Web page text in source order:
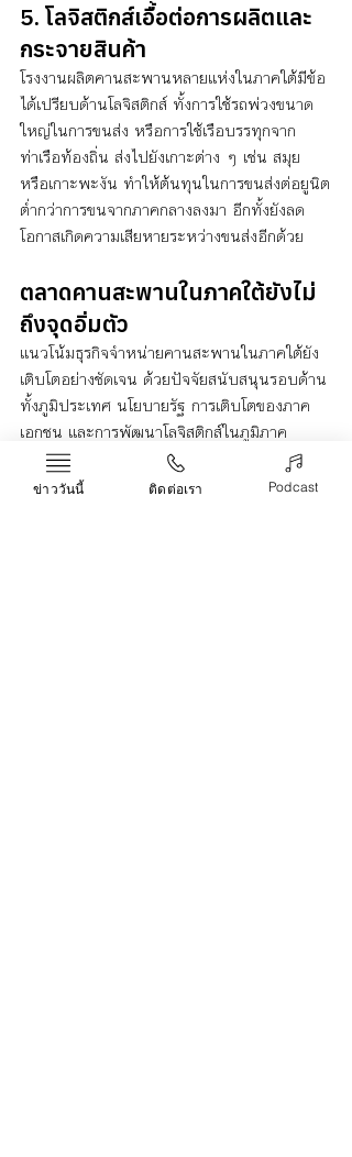
5. โลจิสติกส์เอื้อต่อการผลิตและ
กระจายสินค้า
โรงงานผลิตคานสะพานหลายแห่งในภาคใต้มีข้อ
ได้เปรียบด้านโลจิสติกส์ ทั้งการใช้รถพ่วงขนาด
ใหญ่ในการขนส่ง หรือการใช้เรือบรรทุกจาก
ท่าเรือท้องถิ่น ส่งไปยังเกาะต่าง ๆ เช่น สมุย
หรือเกาะพะงัน ทำให้ต้นทุนในการขนส่งต่อยูนิต
ต่ำกว่าการขนจากภาคกลางลงมา อีกทั้งยังลด
โอกาสเกิดความเสียหายระหว่างขนส่งอีกด้วย
ตลาดคานสะพานในภาคใต้ยังไม่
ถึงจุดอิ่มตัว
แนวโน้มธุรกิจจำหน่ายคานสะพานในภาคใต้ยัง
เติบโตอย่างชัดเจน ด้วยปัจจัยสนับสนุนรอบด้าน
ทั้งภูมิประเทศ นโยบายรัฐ การเติบโตของภาค
เอกชน และการพัฒนาโลจิสติกส์ในภูมิภาค
ธุรกิจจำหน่ายคานสะพานในภาคใต้จึงไม่ได้แค่
“เฟื่องฟูชั่วคราว” แต่มีแนวโน้มเติบโตต่อเนื่องใน
ข่าววันนี้ ติดต่อเรา Podcast